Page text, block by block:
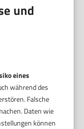
und
eines
während des
Falsche
Daten wie
können